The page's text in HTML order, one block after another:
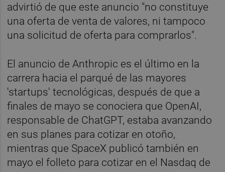
advirtió de que este anuncio "no constituye
una oferta de venta de valores, ni tampoco
una solicitud de oferta para comprarlos".
El anuncio de Anthropic es el último en la
carrera hacia el parqué de las mayores
'startups' tecnológicas, después de que a
finales de mayo se conociera que OpenAI,
responsable de ChatGPT, estaba avanzando
en sus planes para cotizar en otoño,
mientras que SpaceX publicó también en
mayo el folleto para cotizar en el Nasdaq de